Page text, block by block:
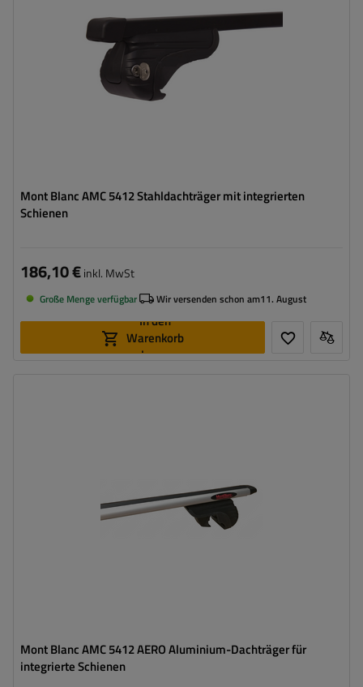
Mont Blanc AMC 5412 Stahldachträger mit integrierten
Schienen
186,10 €inkl. MwSt
Große Menge verfügbar Wir versenden schon am11. August
In den
Warenkorb
legen
Mont Blanc AMC 5412 AERO Aluminium-Dachträger für
integrierte Schienen